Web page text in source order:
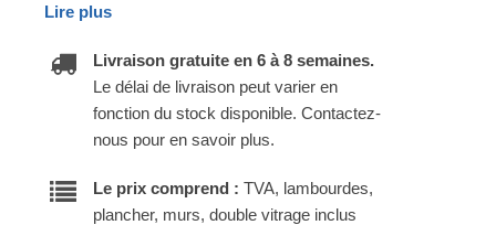
Lire plus
Livraison gratuite en 6 à 8 semaines.
Le délai de livraison peut varier en
fonction du stock disponible. Contactez-
nous pour en savoir plus.
Le prix comprend : TVA, lambourdes,
plancher, murs, double vitrage inclus